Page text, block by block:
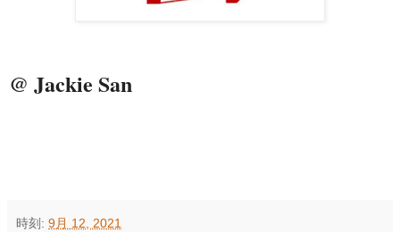
@ Jackie San
時刻: 9月 12, 2021